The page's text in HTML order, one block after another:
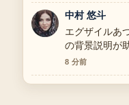
中村 悠斗
エグザイルあ
の背景説明が
8 分前